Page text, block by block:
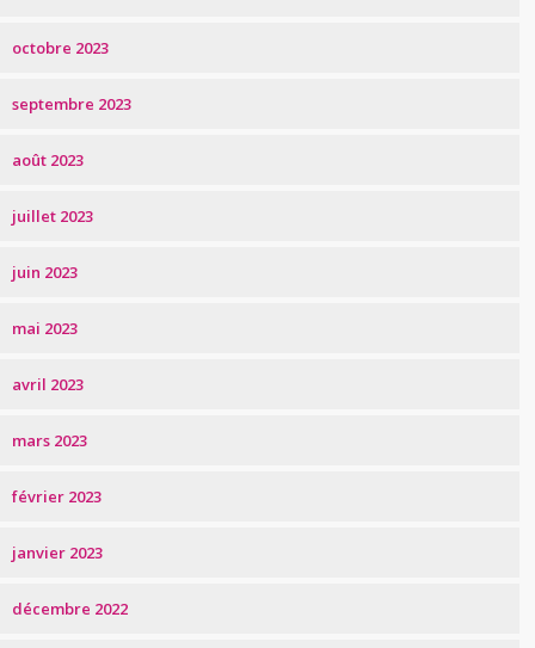
octobre 2023
septembre 2023
août 2023
juillet 2023
juin 2023
mai 2023
avril 2023
mars 2023
février 2023
janvier 2023
décembre 2022